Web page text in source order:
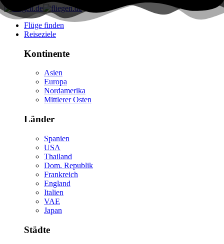
Flüge finden
Reiseziele
Kontinente
Asien
Europa
Nordamerika
Mittlerer Osten
Länder
Spanien
USA
Thailand
Dom. Republik
Frankreich
England
Italien
VAE
Japan
Städte